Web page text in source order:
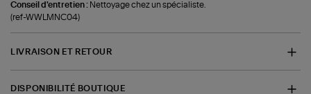
Conseil d'entretien : Nettoyage chez un spécialiste.
(ref-WWLMNC04)
LIVRAISON ET RETOUR
DISPONIBILITÉ BOUTIQUE